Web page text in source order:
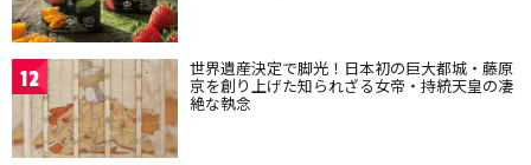
12 世界遺産決定で脚光！日本初の巨大都城・藤原
京を創り上げた知られざる女帝・持統天皇の凄
絶な執念